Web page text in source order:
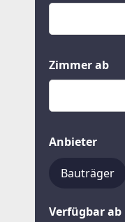
Zimmer ab
Anbieter
Bauträger
Verfügbar ab